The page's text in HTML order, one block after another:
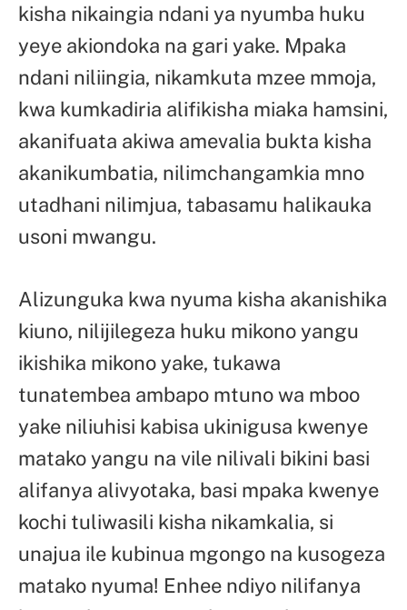
kisha nikaingia ndani ya nyumba huku
yeye akiondoka na gari yake. Mpaka
ndani niliingia, nikamkuta mzee mmoja,
kwa kumkadiria alifikisha miaka hamsini,
akanifuata akiwa amevalia bukta kisha
akanikumbatia, nilimchangamkia mno
utadhani nilimjua, tabasamu halikauka
usoni mwangu.
Alizunguka kwa nyuma kisha akanishika
kiuno, nilijilegeza huku mikono yangu
ikishika mikono yake, tukawa
tunatembea ambapo mtuno wa mboo
yake niliuhisi kabisa ukinigusa kwenye
matako yangu na vile nilivali bikini basi
alifanya alivyotaka, basi mpaka kwenye
kochi tuliwasili kisha nikamkalia, si
unajua ile kubinua mgongo na kusogeza
matako nyuma! Enhee ndiyo nilifanya